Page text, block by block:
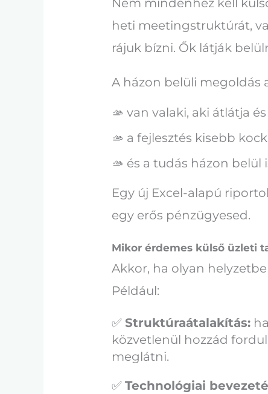
heti meetingstruktúrát,
rájuk bízni. Ők látják
A házon belüli megoldás
🫴 van valaki, aki átlátja
🫴 a fejlesztés kisebb
🫴 és a tudás házon belül
Egy új Excel-alapú
egy erős pénzügyesed.
Mikor érdemes külső üzleti
Akkor, ha olyan
Például:
✅Struktúraátalakítás:
közvetlenül hozzád
meglátni.
✅Technológiai